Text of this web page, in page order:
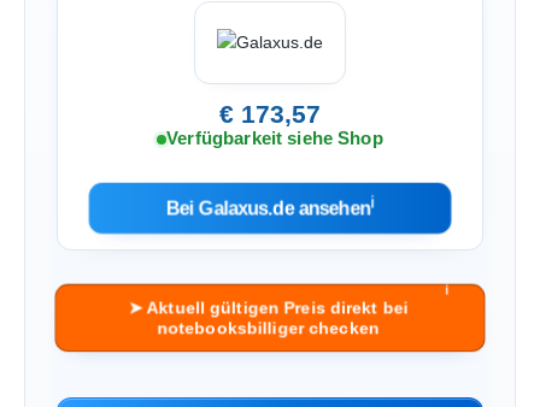
€ 173,57
Verfügbarkeit siehe Shop
Bei Galaxus.de ansehenℹ︎
➤ Aktuell gültigen Preis direkt bei
notebooksbilliger checken
ℹ︎